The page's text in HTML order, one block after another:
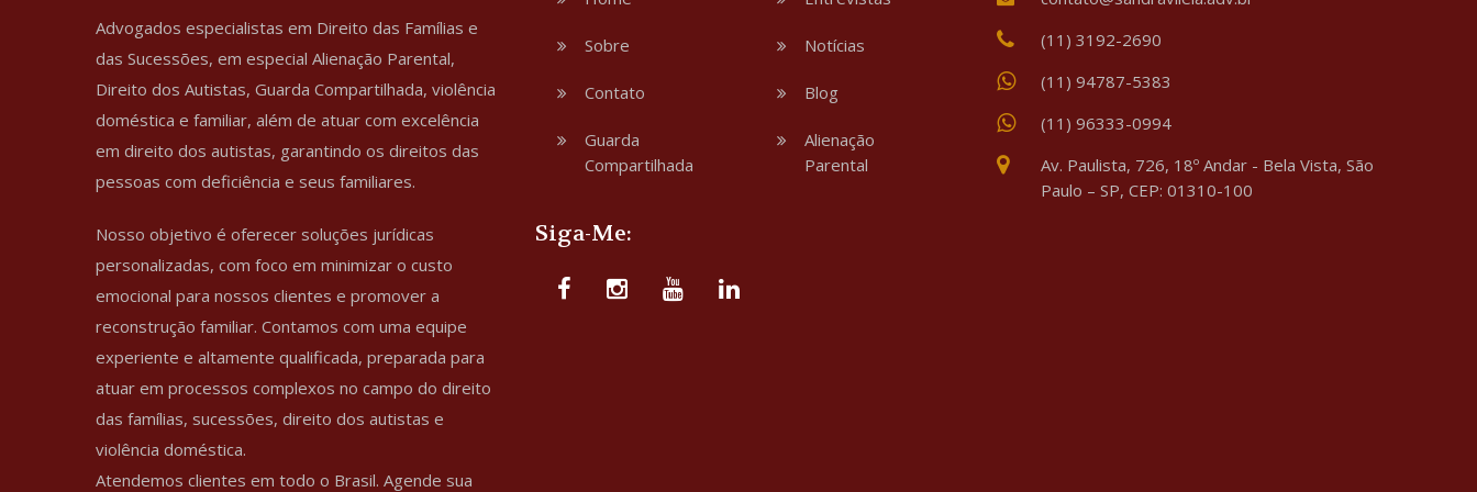
Advogados especialistas em Direito das Famílias e
das Sucessões, em especial Alienação Parental,
Direito dos Autistas, Guarda Compartilhada, violência
doméstica e familiar, além de atuar com excelência
em direito dos autistas, garantindo os direitos das
pessoas com deficiência e seus familiares.
Nosso objetivo é oferecer soluções jurídicas
personalizadas, com foco em minimizar o custo
emocional para nossos clientes e promover a
reconstrução familiar. Contamos com uma equipe
experiente e altamente qualificada, preparada para
atuar em processos complexos no campo do direito
das famílias, sucessões, direito dos autistas e
violência doméstica.
Atendemos clientes em todo o Brasil. Agende sua
Sobre
Contato
Guarda
Compartilhada
Notícias
Blog
Alienação
Parental
Siga-Me:
(11) 3192-2690
(11) 94787-5383
(11) 96333-0994
Av. Paulista, 726, 18º Andar - Bela Vista, São
Paulo – SP, CEP: 01310-100